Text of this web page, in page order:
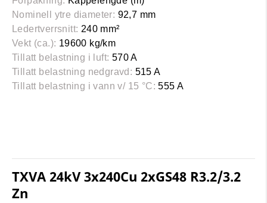
Nominell ytre diameter: 92,7 mm
Ledertverrsnitt: 240 mm²
Vekt (ca.): 19600 kg/km
Tillatt belastning i luft: 570 A
Tillatt belastning nedgravd: 515 A
Tillatt belastning i vann v/ 15 °C: 555 A
TXVA 24kV 3x240Cu 2xGS48 R3.2/3.2
Zn